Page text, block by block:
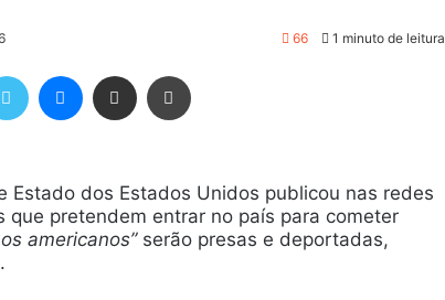
66 1 minuto de leitura
dos Estados Unidos publicou nas redes
pretendem entrar no país para cometer
americanos”serão presas e deportadas,